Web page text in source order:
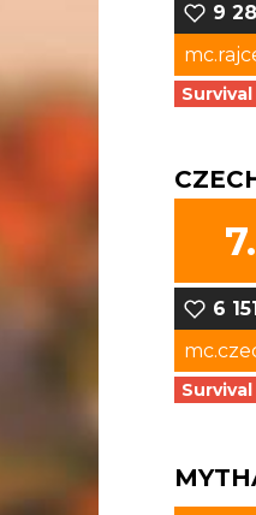
9
Survival
7.
6
Survival